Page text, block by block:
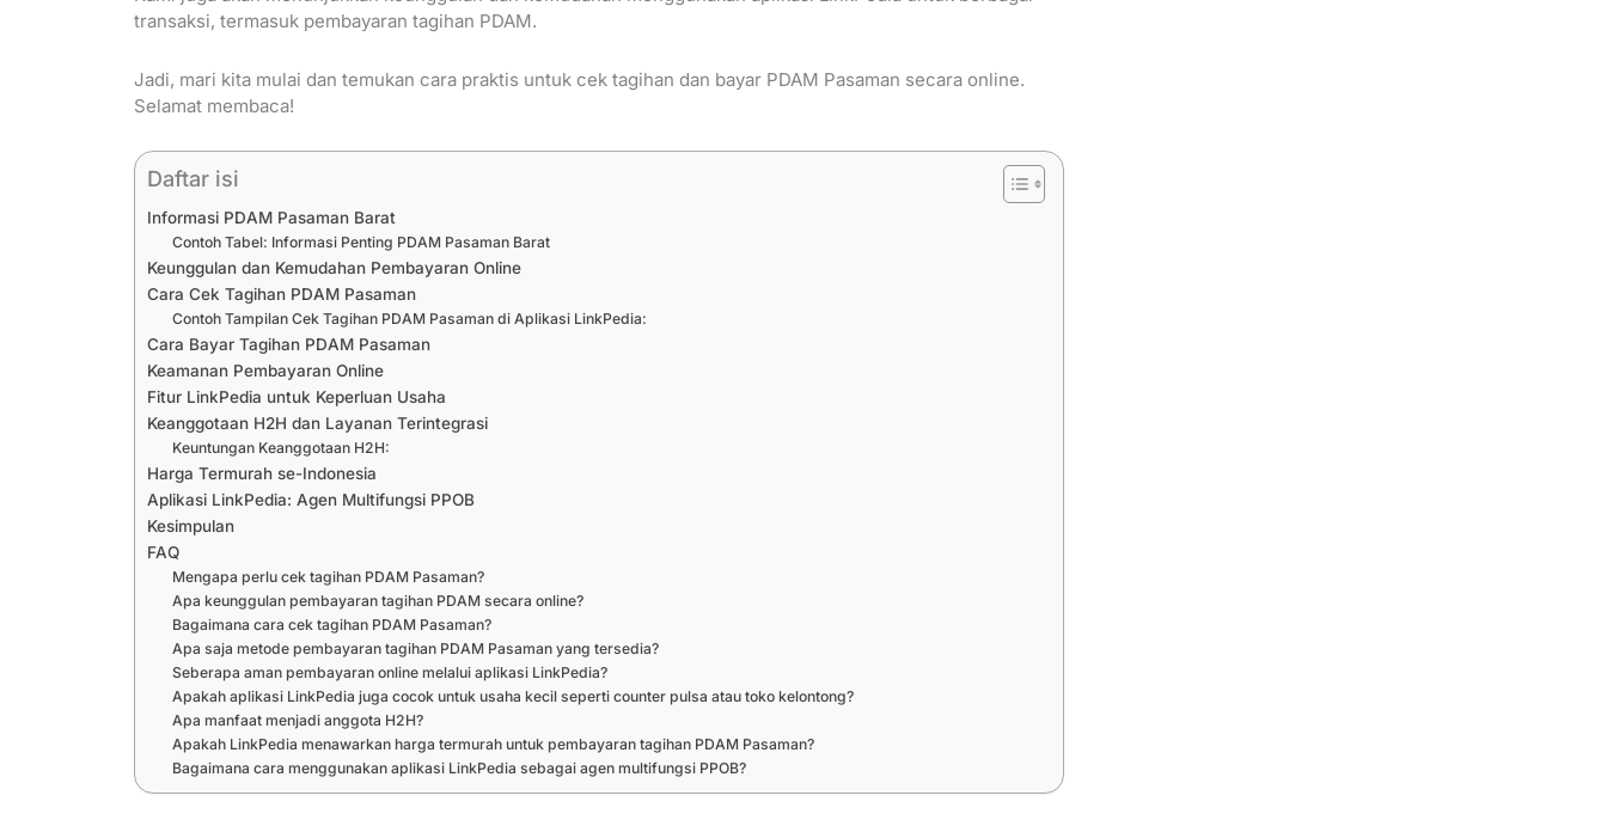
transaksi, termasuk pembayaran tagihan PDAM.
Jadi, mari kita mulai dan temukan cara praktis untuk cek tagihan dan bayar PDAM Pasaman secara online.
Selamat membaca!
Daftar isi
Informasi PDAM Pasaman Barat
Contoh Tabel: Informasi Penting PDAM Pasaman Barat
Keunggulan dan Kemudahan Pembayaran Online
Cara Cek Tagihan PDAM Pasaman
Contoh Tampilan Cek Tagihan PDAM Pasaman di Aplikasi LinkPedia:
Cara Bayar Tagihan PDAM Pasaman
Keamanan Pembayaran Online
Fitur LinkPedia untuk Keperluan Usaha
Keanggotaan H2H dan Layanan Terintegrasi
Keuntungan Keanggotaan H2H:
Harga Termurah se-Indonesia
Aplikasi LinkPedia: Agen Multifungsi PPOB
Kesimpulan
FAQ
Mengapa perlu cek tagihan PDAM Pasaman?
Apa keunggulan pembayaran tagihan PDAM secara online?
Bagaimana cara cek tagihan PDAM Pasaman?
Apa saja metode pembayaran tagihan PDAM Pasaman yang tersedia?
Seberapa aman pembayaran online melalui aplikasi LinkPedia?
Apakah aplikasi LinkPedia juga cocok untuk usaha kecil seperti counter pulsa atau toko kelontong?
Apa manfaat menjadi anggota H2H?
Apakah LinkPedia menawarkan harga termurah untuk pembayaran tagihan PDAM Pasaman?
Bagaimana cara menggunakan aplikasi LinkPedia sebagai agen multifungsi PPOB?